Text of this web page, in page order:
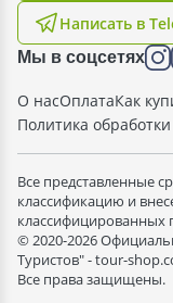
Написать в
Мы в соцсетях
О насОплатаКак
Политика
Все представленные
классификацию и
классифицированных
© 2020-2026
Туристов" - tour-
Все права защищены.